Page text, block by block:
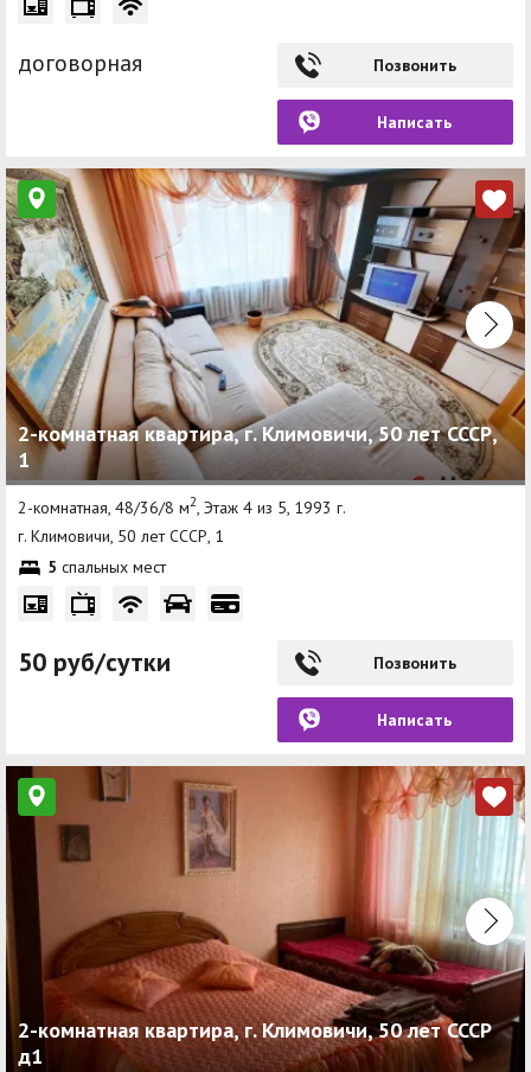
договорная Позвонить
Написать
2-комнатная квартира, г. Климовичи, 50 лет СССР,
1
2-комнатная, 48/36/8 м2, Этаж 4 из 5, 1993 г.
г. Климовичи, 50 лет СССР, 1
5 спальных мест
50 руб/сутки Позвонить
Написать
2-комнатная квартира, г. Климовичи, 50 лет СССР
д1